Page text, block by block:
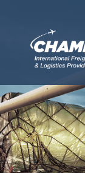
INICIO
NOSOTROS
SERVICIOS